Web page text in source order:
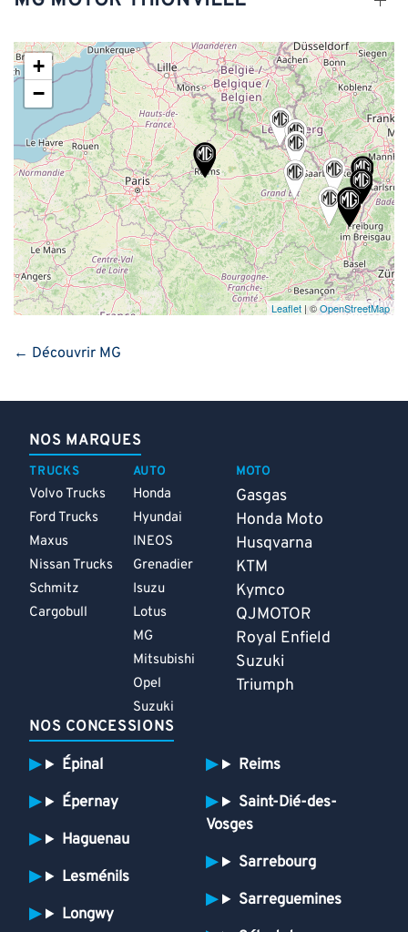
+
−
Leaflet | ©OpenStreetMap
← Découvrir MG
NOS MARQUES
TRUCKS
Volvo Trucks
Ford Trucks
Maxus
Nissan Trucks
Schmitz
Cargobull
AUTO
Honda
Hyundai
INEOS
Grenadier
Isuzu
Lotus
MG
Mitsubishi
Opel
Suzuki
MOTO
Gasgas
Honda Moto
Husqvarna
KTM
Kymco
QJMOTOR
Royal Enfield
Suzuki
Triumph
NOS CONCESSIONS
Épinal
Épernay
Haguenau
Lesménils
Longwy
Reims
Saint-Dié-des-
Vosges
Sarrebourg
Sarreguemines